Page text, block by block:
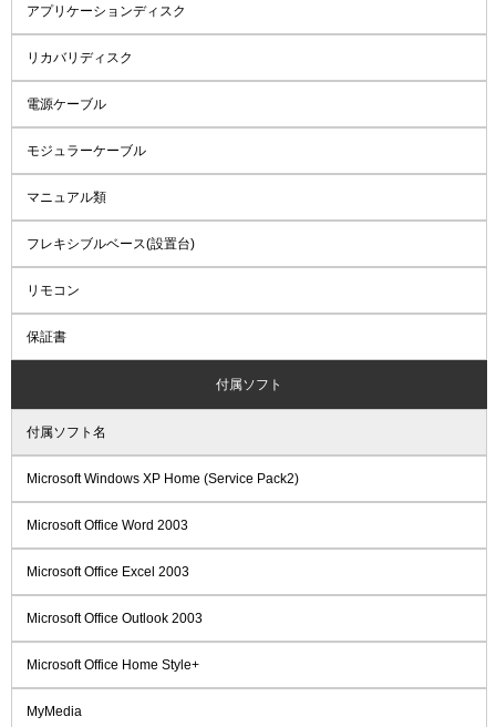
アプリケーションディスク
リカバリディスク
電源ケーブル
モジュラーケーブル
マニュアル類
フレキシブルベース(設置台)
リモコン
保証書
付属ソフト
付属ソフト名
Microsoft Windows XP Home (Service Pack2)
Microsoft Office Word 2003
Microsoft Office Excel 2003
Microsoft Office Outlook 2003
Microsoft Office Home Style+
MyMedia